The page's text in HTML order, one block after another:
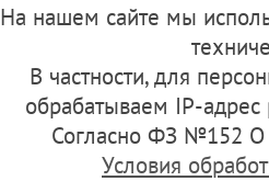
На нашем сайте мы
В частности, для
обрабатываем IP-
Согласно ФЗ №152 О
Условия